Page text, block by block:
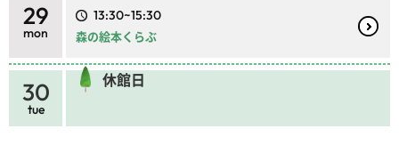
29
mon
13:30~15:30
森の絵本くらぶ
30
tue
休館日